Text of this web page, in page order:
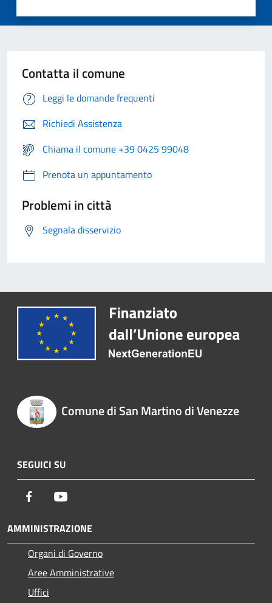
Contatta il comune
Leggi le domande frequenti
Richiedi Assistenza
Chiama il comune +39 0425 99048
Prenota un appuntamento
Problemi in città
Segnala disservizio
Comune di San Martino di Venezze
SEGUICI SU
Facebook
AMMINISTRAZIONE
Organi di Governo
Aree Amministrative
Uffici